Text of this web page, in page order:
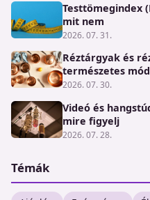
Testtömegindex
mit nem
2026. 07. 31.
Réztárgyak és
természetes
2026. 07. 30.
Videó és
mire figyelj
2026. 07. 28.
Témák